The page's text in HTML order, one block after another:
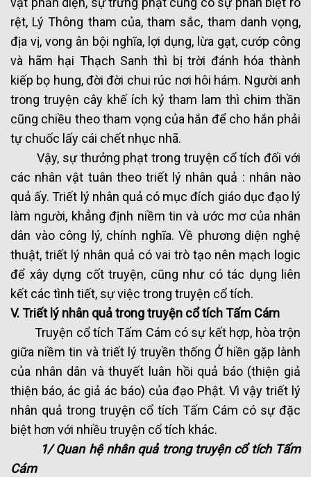
rệt, Lý Thông tham của, tham sắc, tham danh vọng,
địa vị, vong ân bội nghĩa, lợi dụng, lừa gạt, cướp công
và hãm hại Thạch Sanh thì bị trời đánh hóa thành
kiếp bọ hung, đời đời chui rúc nơi hôi hám. Người anh
trong truyện cây khế ích kỷ tham lam thì chim thần
cũng chiều theo tham vọng của hắn để cho hắn phải
tự chuốc lấy cái chết nhục nhã.
Vậy, sự thưởng phạt trong truyện cổ tích đối với
các nhân vật tuân theo triết lý nhân quả : nhân nào
quả ấy. Triết lý nhân quả có mục đích giáo dục đạo lý
làm người, khẳng định niềm tin và ước mơ của nhân
dân vào công lý, chính nghĩa. Về phương diện nghệ
thuật, triết lý nhân quả có vai trò tạo nên mạch logic
để xây dựng cốt truyện, cũng như có tác dụng liên
kết các tình tiết, sự việc trong truyện cổ tích.
V. Triết lý nhân quả trong truyện cổ tích Tấm Cám
Truyện cổ tích Tấm Cám có sự kết hợp, hòa trộn
giữa niềm tin và triết lý truyền thống Ở hiền gặp lành
của nhân dân và thuyết luân hồi quả báo (thiện giả
thiện báo, ác giả ác báo) của đạo Phật. Vì vậy triết lý
nhân quả trong truyện cổ tích Tấm Cám có sự đặc
biệt hơn với nhiều truyện cổ tích khác.
1/ Quan hệ nhân quả trong truyện cổ tích Tấm
Cám